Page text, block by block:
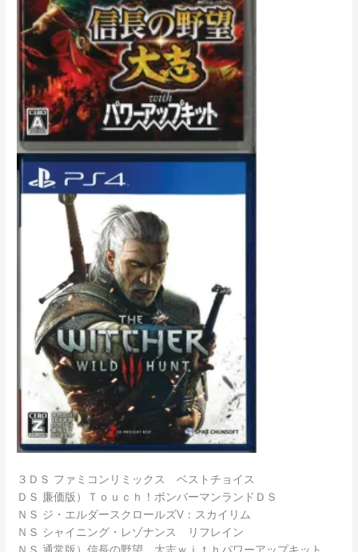
３ＤＳ ファミコンリミックス ベストチョイス
ＤＳ 廉価版）Ｔｏｕｃｈ！ボンバーマンランドＤＳ
ＮＳ ジ・エルダースクロールズⅤ：スカイリム
ＮＳ シャイニング・レゾナンス リフレイン